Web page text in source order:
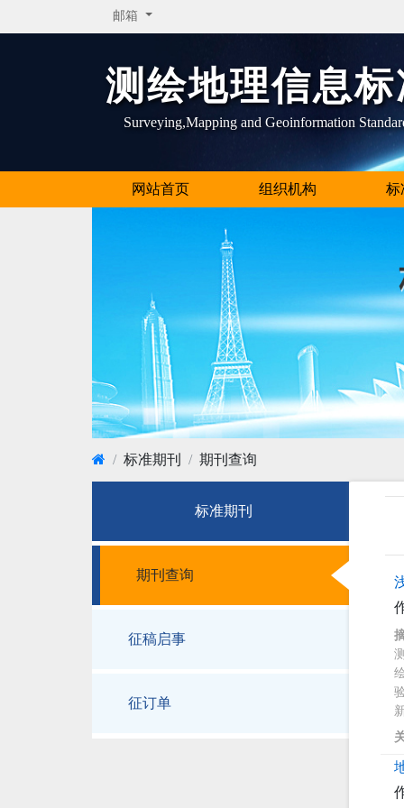
邮箱
测绘地理信息
Surveying,Mapping and Geoinformation
网站首页 组织机构 标
标准期刊 期刊查询
标准期刊
期刊查询
征稿启事
征订单